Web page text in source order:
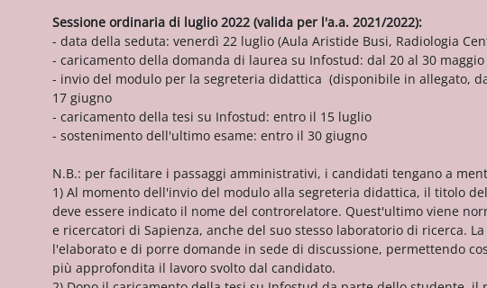
Sessione ordinaria di luglio 2022 (valida per l'a.a. 2021/2022):
- data della seduta: venerdì 22 luglio (Aula Aristide Busi, Radiologia
- caricamento della domanda di laurea su Infostud: dal 20 al 30 maggio
- invio del modulo per la segreteria didattica (disponibile in allegato,
17 giugno
- caricamento della tesi su Infostud: entro il 15 luglio
- sostenimento dell'ultimo esame: entro il 30 giugno
N.B.: per facilitare i passaggi amministrativi, i candidati tengano a
1) Al momento dell'invio del modulo alla segreteria didattica, il titolo
deve essere indicato il nome del controrelatore. Quest'ultimo viene
e ricercatori di Sapienza, anche del suo stesso laboratorio di ricerca.
l'elaborato e di porre domande in sede di discussione, permettendo
più approfondita il lavoro svolto dal candidato.